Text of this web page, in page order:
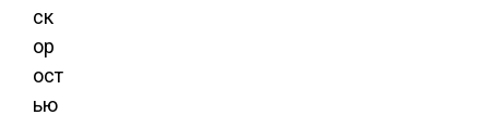
ск
ор
ост
ью